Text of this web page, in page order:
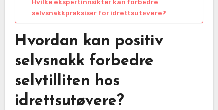
Hvilke ekspertinnsikter kan forbedre
selvsnakkpraksiser for idrettsutøvere?
Hvordan kan positiv
selvsnakk forbedre
selvtilliten hos
idrettsutøvere?